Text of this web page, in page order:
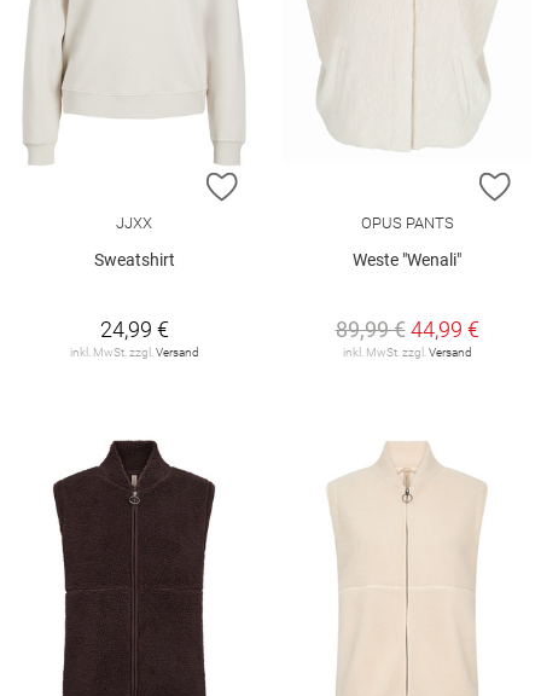
ZUR WUNSCHLISTE HINZUFÜGEN
JJXX
Sweatshirt
24,99 €
inkl. MwSt. zzgl. Versand
OPUS PANTS
Weste "Wenali"
89,99 € 44,99 €
inkl. MwSt. zzgl. Versand